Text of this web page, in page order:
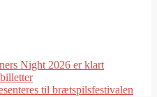
Night 2026 er klart
til brætspilsfestivalen